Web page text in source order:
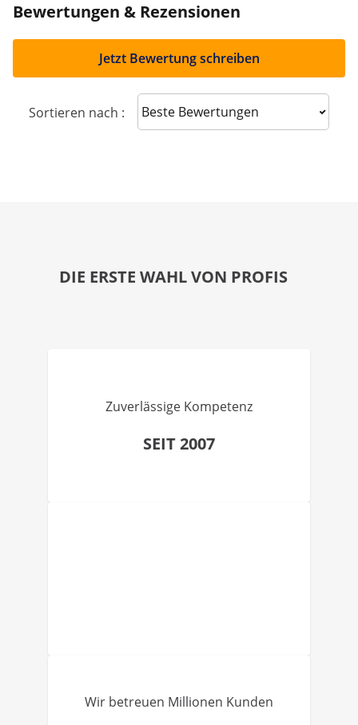
Bewertungen & Rezensionen
Jetzt Bewertung schreiben
Sortieren nach : Sort reviews
DIE ERSTE WAHL VON PROFIS
Zuverlässige Kompetenz
SEIT 2007
Wir betreuen Millionen Kunden